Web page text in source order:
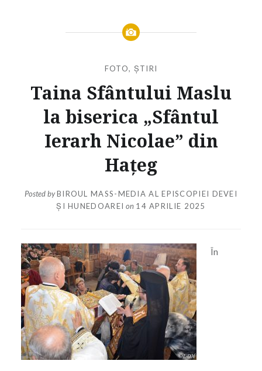
FOTO, ȘTIRI
Taina Sfântului Maslu
la biserica „Sfântul
Ierarh Nicolae” din
Hațeg
Posted byBIROUL MASS-MEDIA AL EPISCOPIEI DEVEI
ȘI HUNEDOAREI on 14 APRILIE 2025
În